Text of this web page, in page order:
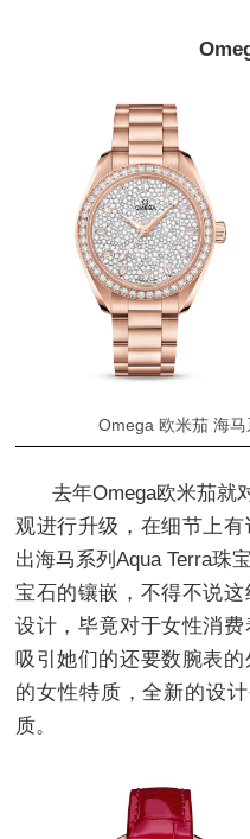
Omega 欧米茄 海
去年Omega欧米茄就
观进行升级，在细节上
出海马系列Aqua Terra珠
宝石的镶嵌，不得不说
设计，毕竟对于女性消
吸引她们的还要数腕表
的女性特质，全新的设
质。